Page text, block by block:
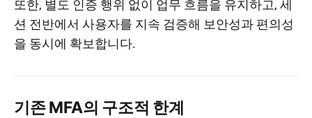
또한, 별도 인증 행위 없이 업무 흐름을 유지하고, 세
션 전반에서 사용자를 지속 검증해 보안성과 편의성
을 동시에 확보합니다.
기존 MFA의 구조적 한계